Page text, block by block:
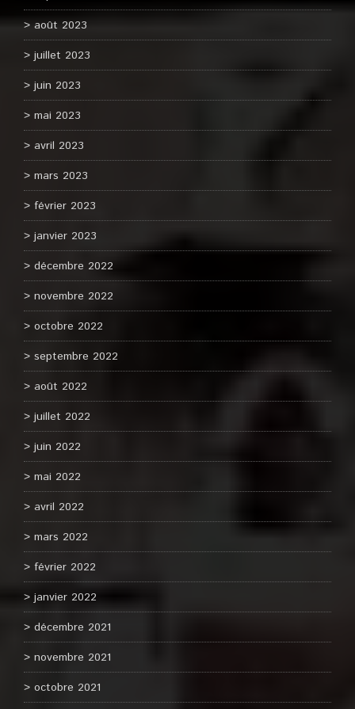
août 2023
juillet 2023
juin 2023
mai 2023
avril 2023
mars 2023
février 2023
janvier 2023
décembre 2022
novembre 2022
octobre 2022
septembre 2022
août 2022
juillet 2022
juin 2022
mai 2022
avril 2022
mars 2022
février 2022
janvier 2022
décembre 2021
novembre 2021
octobre 2021